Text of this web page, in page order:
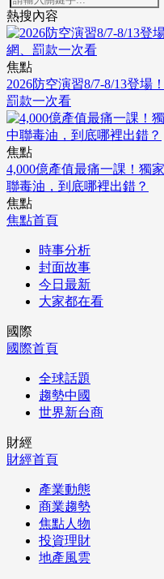
熱搜內容
焦點
2026防空演習8/7-8/13登場
罰款一次看
焦點
4,000億產值最痛一課！獨
聯毒油，到底哪裡出錯？
焦點
焦點首頁
時事分析
封面故事
今日最新
大家都在看
國際
國際首頁
全球話題
趨勢中國
世界新台商
財經
財經首頁
產業動態
商業趨勢
焦點人物
投資理財
地產風雲